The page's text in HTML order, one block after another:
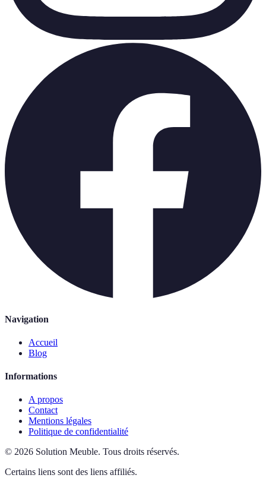
Navigation
Accueil
Blog
Informations
A propos
Contact
Mentions légales
Politique de confidentialité
© 2026 Solution Meuble. Tous droits réservés.
Certains liens sont des liens affiliés.